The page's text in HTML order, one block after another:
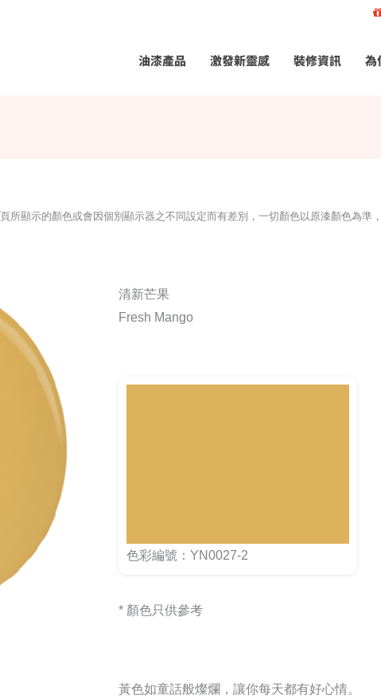
油漆產品 激發新靈感 裝修資訊 為
所顯示的顏色或會因個別顯示器之不同設定而有差別，一切顏色以原漆顏色為準，
清新芒果
Fresh Mango
色彩編號：YN0027-2
* 顏色只供參考
黃色如童話般燦爛，讓你每天都有好心情。